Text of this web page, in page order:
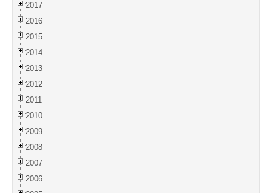
2017
2016
2015
2014
2013
2012
2011
2010
2009
2008
2007
2006